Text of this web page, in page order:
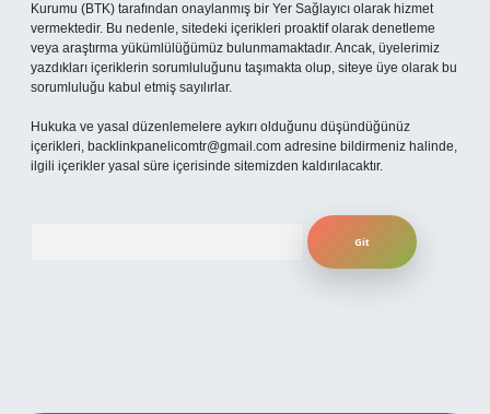
Kurumu (BTK) tarafından onaylanmış bir Yer Sağlayıcı olarak hizmet
vermektedir. Bu nedenle, sitedeki içerikleri proaktif olarak denetleme
veya araştırma yükümlülüğümüz bulunmamaktadır. Ancak, üyelerimiz
yazdıkları içeriklerin sorumluluğunu taşımakta olup, siteye üye olarak bu
sorumluluğu kabul etmiş sayılırlar.
Hukuka ve yasal düzenlemelere aykırı olduğunu düşündüğünüz
içerikleri, backlinkpanelicomtr@gmail.com adresine bildirmeniz halinde,
ilgili içerikler yasal süre içerisinde sitemizden kaldırılacaktır.